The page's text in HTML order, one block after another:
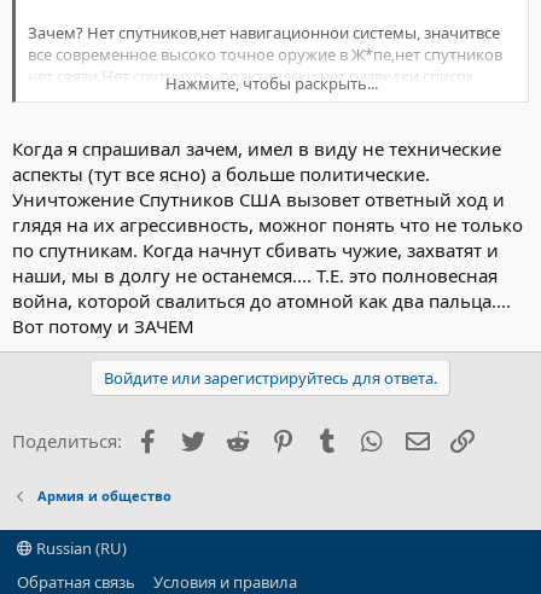
Зачем? Нет спутников,нет навигационнои системы, значитвсе
все современное высоко точное оружие в Ж*пе,нет спутников
нет связи.Нет спутников -практически нет разведки,список
можно продолжать очень долго
Нажмите, чтобы раскрыть...
Когда я спрашивал зачем, имел в виду не технические
аспекты (тут все ясно) а больше политические.
Уничтожение Спутников США вызовет ответный ход и
глядя на их агрессивность, можног понять что не только
по спутникам. Когда начнут сбивать чужие, захватят и
наши, мы в долгу не останемся.... Т.Е. это полновесная
война, которой свалиться до атомной как два пальца....
Вот потому и ЗАЧЕМ
Войдите или зарегистрируйтесь для ответа.
Поделиться: Facebook
Twitter Reddit PinterestTumblr WhatsApp
Армия и общество
Russian (RU)
Обратная связь
Условия и правила